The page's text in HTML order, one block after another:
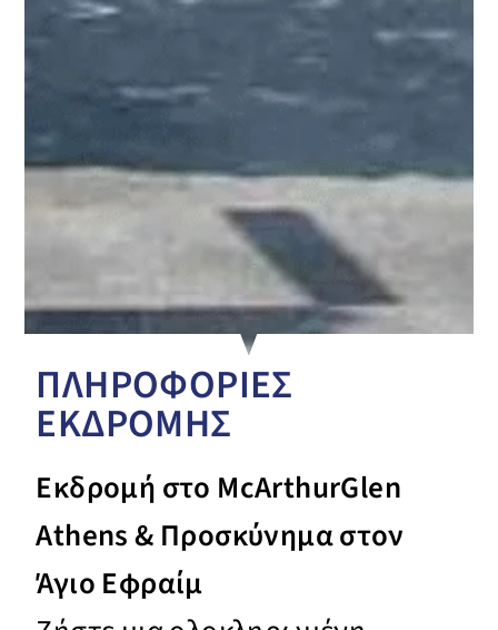
ΠΛΗΡΟΦΟΡΙΕΣ
ΕΚΔΡΟΜΗΣ
Εκδρομή στο McArthurGlen
Athens & Προσκύνημα στον
Άγιο Εφραίμ